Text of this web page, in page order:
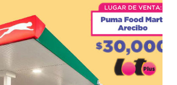
en la farmacia Yarimar de la
en el Municipio de San Juan
disfrute!